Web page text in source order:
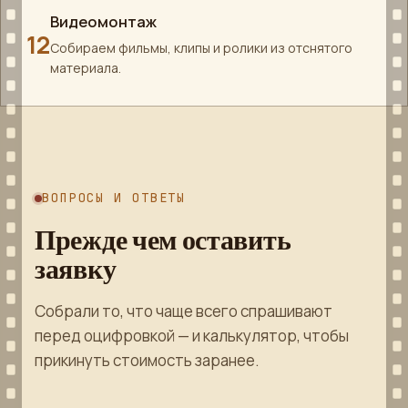
12
Видеомонтаж
Собираем фильмы, клипы и ролики из отснятого
материала.
ВОПРОСЫ И ОТВЕТЫ
Прежде чем оставить
заявку
Собрали то, что чаще всего спрашивают
перед оцифровкой — и калькулятор, чтобы
прикинуть стоимость заранее.